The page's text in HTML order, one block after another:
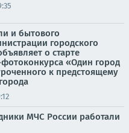
и бытового
городского
о старте
«Один город
к предстоящему
МЧС России работали